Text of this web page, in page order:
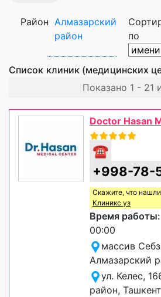
Район Алмазарский
район
по
Список клиник (медицинских
Показано 1 - 21
Doctor Hasan
☎
+998-78-
Скажите, что
Клиникс уз
Время работы:
00:00
массив
Алмазарский
ул. Келес,
район, Ташкент